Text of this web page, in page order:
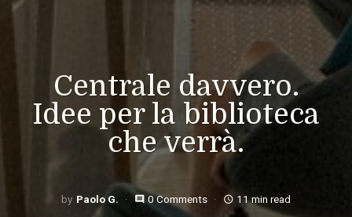
Centrale davvero.
Idee per la biblioteca
che verrà.
Paolo G. comment 0 Comments access_time 11 min read